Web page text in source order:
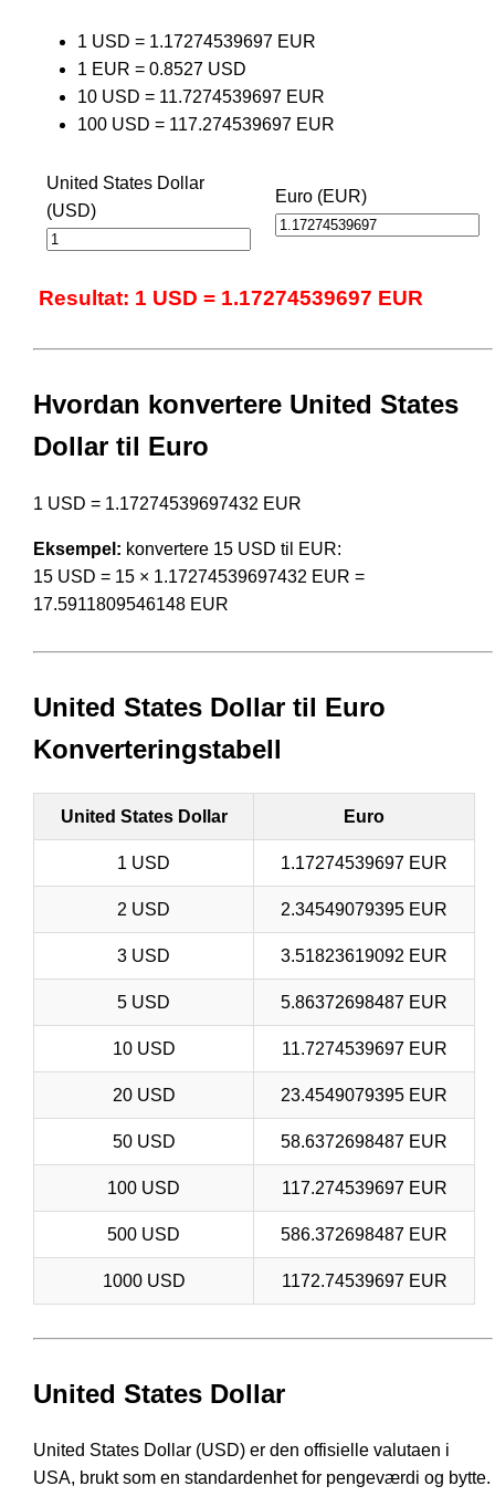
1 USD = 1.17274539697 EUR
1 EUR = 0.8527 USD
10 USD = 11.7274539697 EUR
100 USD = 117.274539697 EUR
United States Dollar
(USD)
Euro (EUR)
Resultat: 1 USD = 1.17274539697 EUR
Hvordan konvertere United States
Dollar til Euro
1 USD = 1.17274539697432 EUR
Eksempel: konvertere 15 USD til EUR:
15 USD = 15 × 1.17274539697432 EUR =
17.5911809546148 EUR
United States Dollar til Euro
Konverteringstabell
United States Dollar Euro
1 USD 1.17274539697 EUR
2 USD 2.34549079395 EUR
3 USD 3.51823619092 EUR
5 USD 5.86372698487 EUR
10 USD 11.7274539697 EUR
20 USD 23.4549079395 EUR
50 USD 58.6372698487 EUR
100 USD 117.274539697 EUR
500 USD 586.372698487 EUR
1000 USD 1172.74539697 EUR
United States Dollar
United States Dollar (USD) er den offisielle valutaen i
USA, brukt som en standardenhet for pengeværdi og bytte.